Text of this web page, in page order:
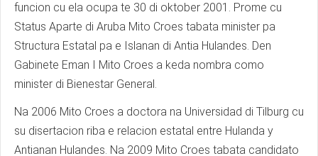
funcion cu ela ocupa te 30 di oktober 2001. Prome cu
Status Aparte di Aruba Mito Croes tabata minister pa
Structura Estatal pa e Islanan di Antia Hulandes. Den
Gabinete Eman I Mito Croes a keda nombra como
minister di Bienestar General.
Na 2006 Mito Croes a doctora na Universidad di Tilburg cu
su disertacion riba e relacion estatal entre Hulanda y
Antianan Hulandes. Na 2009 Mito Croes tabata candidato